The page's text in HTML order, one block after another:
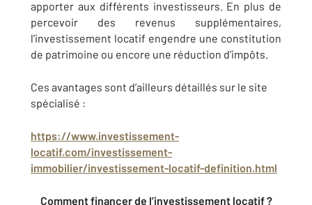
apporter aux différents investisseurs. En plus de
percevoir des revenus supplémentaires,
l’investissement locatif engendre une constitution
de patrimoine ou encore une réduction d’impôts.
Ces avantages sont d’ailleurs détaillés sur le site
spécialisé :
https://www.investissement-
locatif.com/investissement-
immobilier/investissement-locatif-definition.html
Comment financer de l’investissement locatif ?